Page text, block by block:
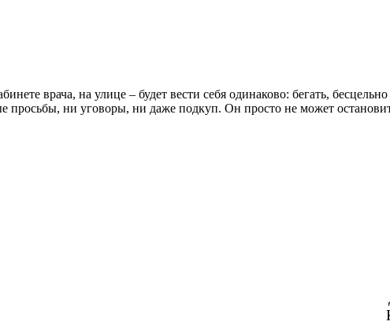
врача, на улице – будет вести себя одинаково: бегать, бесцельно
ни уговоры, ни даже подкуп. Он просто не может